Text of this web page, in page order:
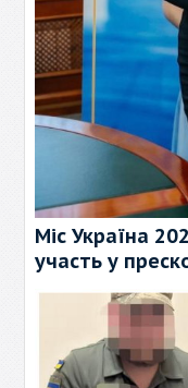
Міс Україна
участь у